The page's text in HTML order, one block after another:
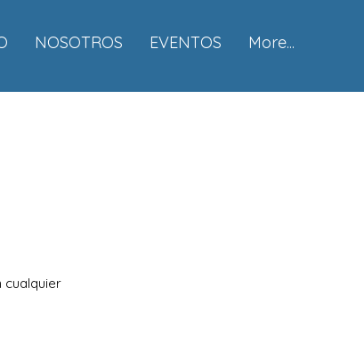
NOSOTROS EVENTOS More...